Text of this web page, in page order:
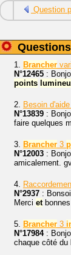
Question
1. Brancher
N°12465 :
points
2. Besoin
N°13839 :
faire quelques
3. Brancher 3
N°12003 :
amicalement.
4.
N°2937 :
Merci et
5. Brancher 3
N°17984:
chaque côté du